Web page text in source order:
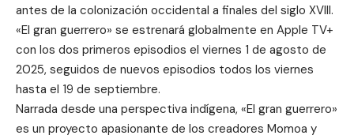
antes de la colonización occidental a finales del siglo XVIII.
«El gran guerrero» se estrenará globalmente en Apple TV+
con los dos primeros episodios el viernes 1 de agosto de
2025, seguidos de nuevos episodios todos los viernes
hasta el 19 de septiembre.
Narrada desde una perspectiva indígena, «El gran guerrero»
es un proyecto apasionante de los creadores Momoa y